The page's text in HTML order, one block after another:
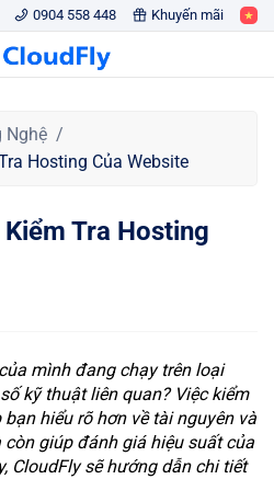
0904 558 448 Khuyến mãi
Nghệ
Hosting Của Website
Tra Hosting
mình đang chạy trên loại
kỹ thuật liên quan? Việc kiểm
hiểu rõ hơn về tài nguyên và
giúp đánh giá hiệu suất của
CloudFly sẽ hướng dẫn chi tiết